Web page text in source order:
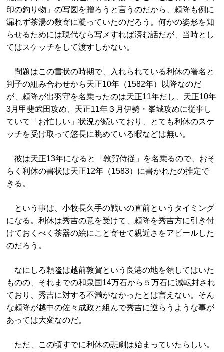
印の釣り物」の写図を贈ろうと言うのだから、頼隆も例に
漏れず茶湯の数寄に凝っていたのだろう。何かの姿形を知
らせるためには現代なら写メすれば済む話だが、当時とし
てはスケッチをして渡すしかない。
問題はこの書状の時期で、入れられている利休の署名と
判子の組み合わせから天正10年（1582年）以降なのだ
が、頼隆が出羽守を名乗ったのは天正11年だし、天正10年
3月甲斐武田攻め、天正11年３月伊勢・峯城攻めに従事し
ていて「お忙しい」状況が続いており、とても利休のスケ
ッチを受け取って悠長に眺めている暇などは無い。
彼は天正13年になると「敦賀侍従」を名乗るので、おそ
らく利休の書状は天正12年（1583）に書かれたの推定で
きる。
という事は、小牧長久手の戦いの直前というタイミング
になる。利休は秀吉の意を受けて、頼隆を秀吉方に引き付
けておくべく茶器の絵にこと寄せて親近さをアピールした
のだろう。
なにしろ頼隆は越前敦賀という良港の地を領してはいた
ものの、それまでの和泉国14万石から５万石に減転封され
ており、秀吉に対する不満がなかったとは言えない。そん
な頼隆が越中の佐々成政と組んで秀吉に逆らうような事が
あっては大変なのだ。
ただ、この頃すでに利休の悲劇は始まっていたらしい。